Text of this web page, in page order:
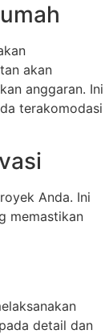
akan
anggaran. Ini
terakomodasi
Anda. Ini
memastikan
detail dan